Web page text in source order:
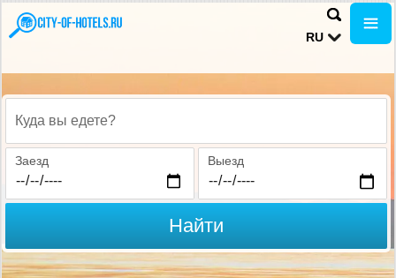
RU
Куда вы едете?
Заезд Выезд
Найти